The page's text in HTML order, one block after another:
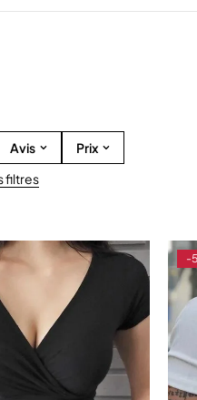
filtres
Avis Prix
-